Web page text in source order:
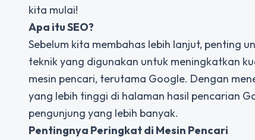
kita mulai!
Apa itu SEO?
Sebelum kita membahas lebih lanjut, penting
teknik yang digunakan untuk meningkatkan
mesin pencari, terutama Google. Dengan
yang lebih tinggi di halaman hasil pencarian
pengunjung yang lebih banyak.
Pentingnya Peringkat di Mesin Pencari